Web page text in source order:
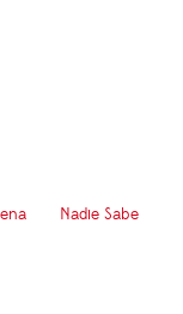
Nadie Sabe